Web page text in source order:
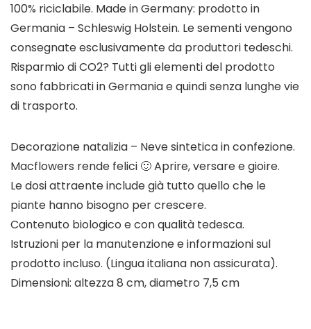
100% riciclabile. Made in Germany: prodotto in
Germania – Schleswig Holstein. Le sementi vengono
consegnate esclusivamente da produttori tedeschi.
Risparmio di CO2? Tutti gli elementi del prodotto
sono fabbricati in Germania e quindi senza lunghe vie
di trasporto.
Decorazione natalizia – Neve sintetica in confezione.
Macflowers rende felici 🙂 Aprire, versare e gioire.
Le dosi attraente include già tutto quello che le
piante hanno bisogno per crescere.
Contenuto biologico e con qualità tedesca.
Istruzioni per la manutenzione e informazioni sul
prodotto incluso. (Lingua italiana non assicurata).
Dimensioni: altezza 8 cm, diametro 7,5 cm